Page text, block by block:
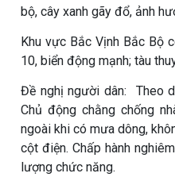
bộ, cây xanh gãy đổ, ảnh
Khu vực Bắc Vịnh Bắc Bộ
10, biển động mạnh; tàu
Đề nghị người dân: Theo
Chủ động chằng chống
ngoài khi có mưa dông,
cột điện. Chấp hành
lượng chức năng.